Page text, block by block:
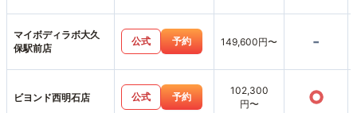
マイボディラボ大久
保駅前店
公式 予約 149,600円〜 -
ビヨンド西明石店 公式 予約
102,300
円〜
○